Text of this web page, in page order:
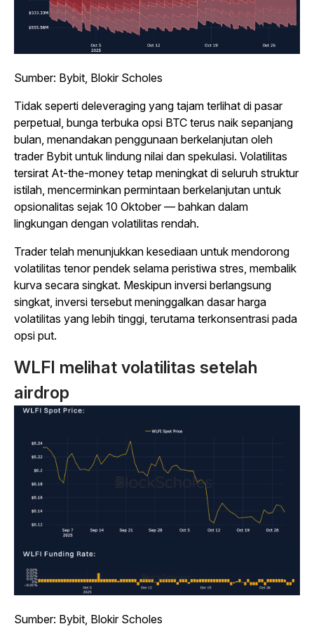
Sumber: Bybit, Blokir Scholes
Tidak seperti deleveraging yang tajam terlihat di pasar
perpetual, bunga terbuka opsi BTC terus naik sepanjang
bulan, menandakan penggunaan berkelanjutan oleh
trader Bybit untuk lindung nilai dan spekulasi. Volatilitas
tersirat At-the-money tetap meningkat di seluruh struktur
istilah, mencerminkan permintaan berkelanjutan untuk
opsionalitas sejak 10 Oktober — bahkan dalam
lingkungan dengan volatilitas rendah.
Trader telah menunjukkan kesediaan untuk mendorong
volatilitas tenor pendek selama peristiwa stres, membalik
kurva secara singkat. Meskipun inversi berlangsung
singkat, inversi tersebut meninggalkan dasar harga
volatilitas yang lebih tinggi, terutama terkonsentrasi pada
opsi put.
WLFI melihat volatilitas setelah
airdrop
Sumber: Bybit, Blokir Scholes